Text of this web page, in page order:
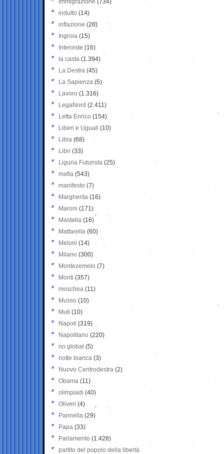
Immigrazione (734)
indulto (14)
inflazione (26)
Ingroia (15)
Interviste (16)
la casta (1.394)
La Destra (45)
La Sapienza (5)
Lavoro (1.316)
LegaNord (2.411)
Letta Enrico (154)
Liberi e Uguali (10)
Libia (68)
Libri (33)
Liguria Futurista (25)
mafia (543)
manifesto (7)
Margherita (16)
Maroni (171)
Mastella (16)
Mattarella (60)
Meloni (14)
Milano (300)
Montezemolo (7)
Monti (357)
moschea (11)
Musso (10)
Muti (10)
Napoli (319)
Napolitano (220)
no global (5)
notte bianca (3)
Nuovo Centrodestra (2)
Obama (11)
olimpiadi (40)
Oliveri (4)
Pannella (29)
Papa (33)
Parlamento (1.428)
partito del popolo della libertà